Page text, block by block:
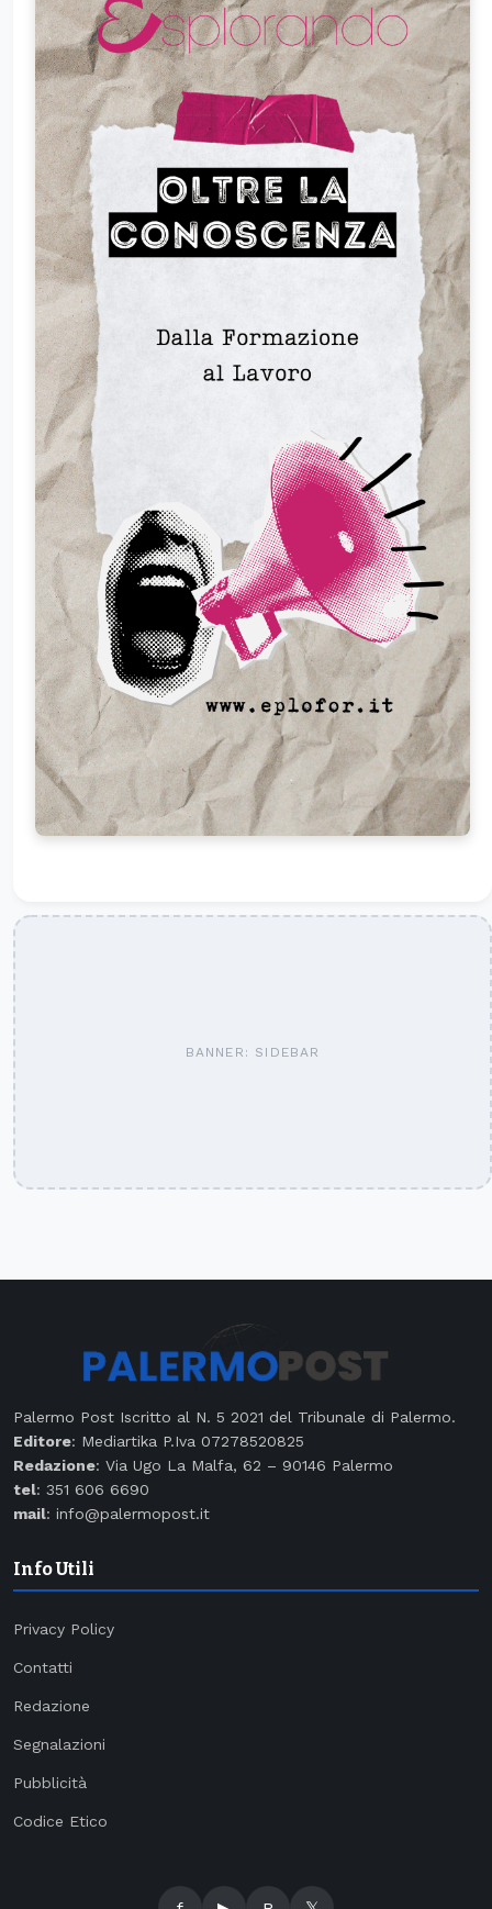
BANNER: SIDEBAR
Palermo Post Iscritto al N. 5 2021 del Tribunale di Palermo.
Editore: Mediartika P.Iva 07278520825
Redazione: Via Ugo La Malfa, 62 – 90146 Palermo
tel: 351 606 6690
mail: info@palermopost.it
Info Utili
Privacy Policy
Contatti
Redazione
Segnalazioni
Pubblicità
Codice Etico